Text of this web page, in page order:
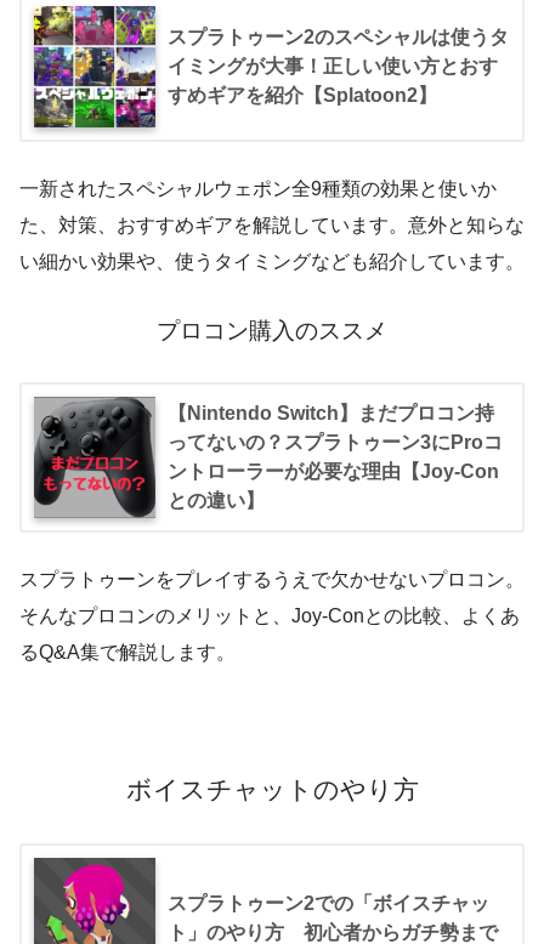
スプラトゥーン2のスペシャルは使うタ
イミングが大事！正しい使い方とおす
すめギアを紹介【Splatoon2】
一新されたスペシャルウェポン全9種類の効果と使いか
た、対策、おすすめギアを解説しています。意外と知らな
い細かい効果や、使うタイミングなども紹介しています。
プロコン購入のススメ
【Nintendo Switch】まだプロコン持
ってないの？スプラトゥーン3にProコ
ントローラーが必要な理由【Joy-Con
との違い】
スプラトゥーンをプレイするうえで欠かせないプロコン。
そんなプロコンのメリットと、Joy-Conとの比較、よくあ
るQ&A集で解説します。
ボイスチャットのやり方
スプラトゥーン2での「ボイスチャッ
ト」のやり方 初心者からガチ勢まで